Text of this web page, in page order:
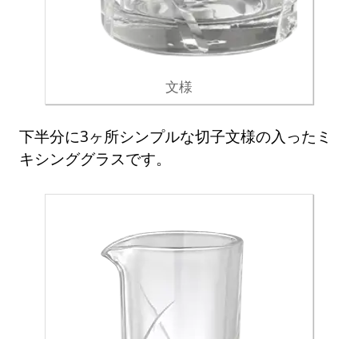
文様
下半分に3ヶ所シンプルな切子文様の入ったミ
キシンググラスです。